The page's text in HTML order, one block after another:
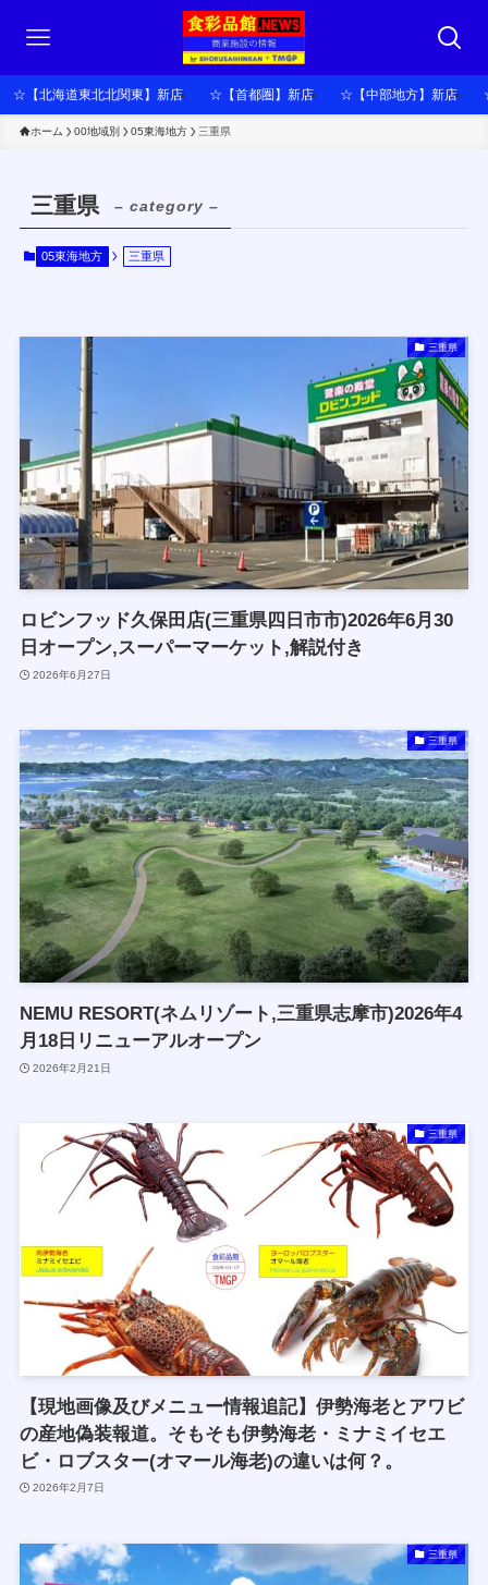
☆【北海道東北北関東】新店 ☆【首都圏】新店 ☆【中部地方】新店
ホーム 00地域別 05東海地方 三重県
三重県 – category –
05東海地方 三重県
三重県
ロビンフッド久保田店(三重県四日市市)2026年6月30
日オープン,スーパーマーケット,解説付き
2026年6月27日
三重県
NEMU RESORT(ネムリゾート,三重県志摩市)2026年4
月18日リニューアルオープン
2026年2月21日
三重県
【現地画像及びメニュー情報追記】伊勢海老とアワビ
の産地偽装報道。そもそも伊勢海老・ミナミイセエ
ビ・ロブスター(オマール海老)の違いは何？。
2026年2月7日
三重県